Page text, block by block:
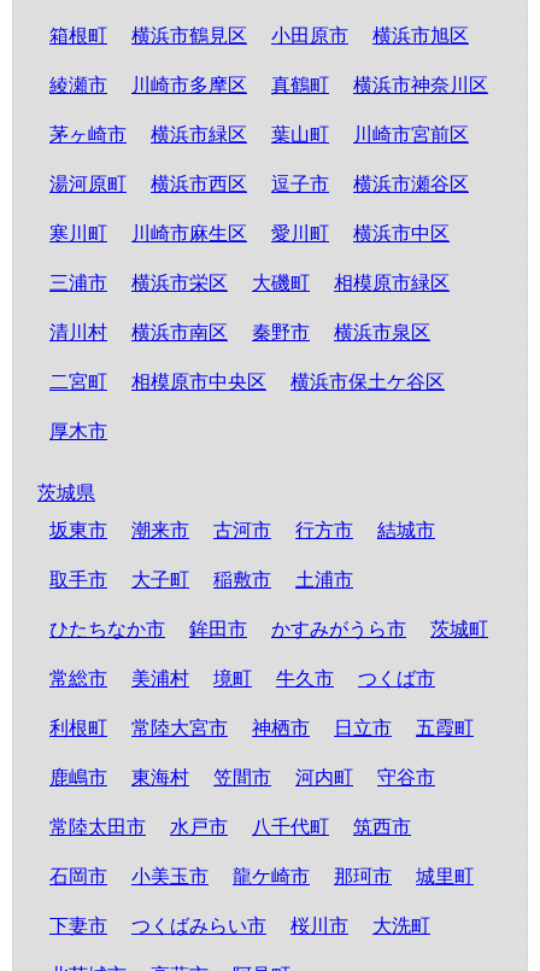
箱根町 横浜市鶴見区 小田原市 横浜市旭区
綾瀬市 川崎市多摩区 真鶴町 横浜市神奈川区
茅ヶ崎市 横浜市緑区 葉山町 川崎市宮前区
湯河原町 横浜市西区 逗子市 横浜市瀬谷区
寒川町 川崎市麻生区 愛川町 横浜市中区
三浦市 横浜市栄区 大磯町 相模原市緑区
清川村 横浜市南区 秦野市 横浜市泉区
二宮町 相模原市中央区 横浜市保土ケ谷区
厚木市
茨城県
坂東市
潮来市 古河市 行方市 結城市
取手市 大子町 稲敷市 土浦市
ひたちなか市 鉾田市 かすみがうら市 茨城町
常総市 美浦村 境町 牛久市 つくば市
利根町 常陸大宮市 神栖市 日立市 五霞町
鹿嶋市 東海村 笠間市 河内町 守谷市
常陸太田市 水戸市 八千代町 筑西市
石岡市 小美玉市 龍ケ崎市 那珂市 城里町
下妻市 つくばみらい市 桜川市 大洗町